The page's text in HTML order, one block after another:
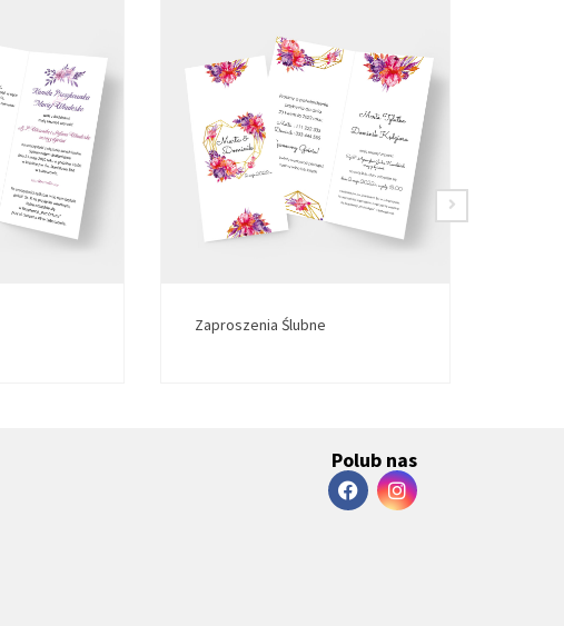
Zaproszenia Ślubne
Polub nas